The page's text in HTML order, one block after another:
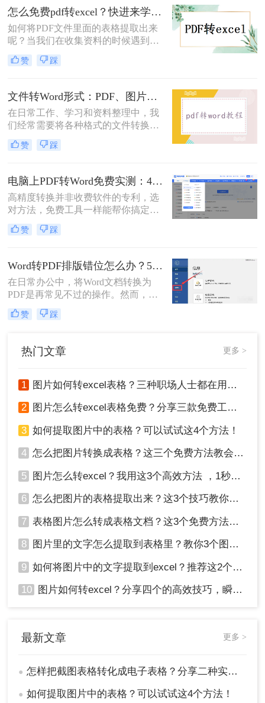
表格呢？以下，我们将介绍三种简单
易行的方法来实现这一目标。
怎么免费pdf转excel？快进来学习这五种方法！
如何将PDF文件里面的表格提取出来
呢？当我们在收集资料的时候遇到
PDF格式的文档，大家也知道PDF文
档不易编辑，想要提取里面的表格并
呢？我们可以将pdf转excel，这样就可
以很好的将表格提取出来了，那么你
知道怎么免费pdf转excel吗？下面一起
看看吧。
赞 踩
文件转Word形式：PDF、图片、扫描件3种来源分别怎么处理！
在日常工作、学习和资料整理中，我
们经常需要将各种格式的文件转换成
可编辑的Microsoft Word文档
（.docx）。无论是扫描的纸质文件、
式，转换成Word格式可以方便我们编
辑、修改、引用和统一格式。那么怎
么把文件转成word形式呢？本文将介
绍几种最常用的转换方法，分析其优
缺点，推荐实用工具，并提供操作步
骤和关键注意事项。
赞 踩
电脑上PDF转Word免费实测：4个方案的转换效果和注意事项！
高精度转换并非收费软件的专利，选
对方法，免费工具一样能帮你搞定复
杂排版。“免费的工具转换效果肯定
很差吧？”这是我作为办公软件测评
处理pdf转word时，往往陷入“收费软
件太贵，免费工具怕坑”的两难境
地。那么电脑上怎么把pdf转成word免
费呢？
赞 踩
Word转PDF排版错位怎么办？5种有效方法彻底解决排版错位问题！
在日常办公中，将Word文档转换为
PDF是再常见不过的操作。然而，很
多用户都遇到过这样的困扰：明明在
Word里排版整齐的文档，转成PDF后
偏、页码丢失等问题。尤其是在提交
重要报告、学术论文或投标文件时，
业形象大打折扣。那么word转pdf排版
错位怎么办？本文结合多年办公实战
经验，整理出5种经过验证的有效方
赞 踩
热门文章 更多 >
1 图片如何转excel表格？三种职场人士都在用的方法，一学就会！
2 图片怎么转excel表格免费？分享三款免费工具！
3 如何提取图片中的表格？可以试试这4个方法！
4 怎么把图片转换成表格？这三个免费方法教会你！
5 图片怎么转excel？我用这3个高效方法 ，1秒提取图片表格！
6 怎么把图片的表格提取出来？这3个技巧教你轻松完成提取~！
7 表格图片怎么转成表格文档？这3个免费方法赶紧收藏！
8 图片里的文字怎么提取到表格里？教你3个图片转excel方法
9 如何将图片中的文字提取到excel？推荐这2个方法，一学就会！
10 图片如何转excel？分享四个的高效技巧，瞬间提高办公效！
最新文章 更多 >
● 怎样把截图表格转化成电子表格？分享二种实用的方法！
● 如何提取图片中的表格？可以试试这4个方法！